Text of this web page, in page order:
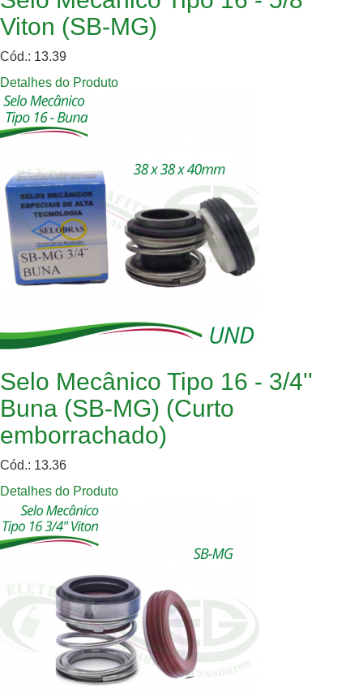
Viton (SB-MG)
Cód.: 13.39
Detalhes do Produto
Selo Mecânico Tipo 16 - 3/4''
Buna (SB-MG) (Curto
emborrachado)
Cód.: 13.36
Detalhes do Produto